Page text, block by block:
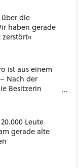
über die
haben gerade
zerstört«
ist aus einem
Nach der
Besitzerin
Leute
gerade alte